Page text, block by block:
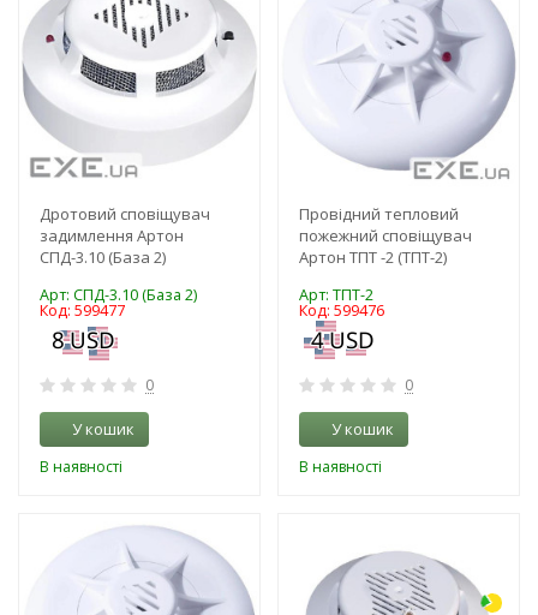
Дротовий сповіщувач
задимлення Артон
СПД-3.10 (База 2)
Арт: СПД-3.10 (База 2)
Код: 599477
0
У кошик
В наявності
Провідний тепловий
пожежний сповіщувач
Артон ТПТ -2 (ТПТ-2)
Арт: ТПТ-2
Код: 599476
0
У кошик
В наявності